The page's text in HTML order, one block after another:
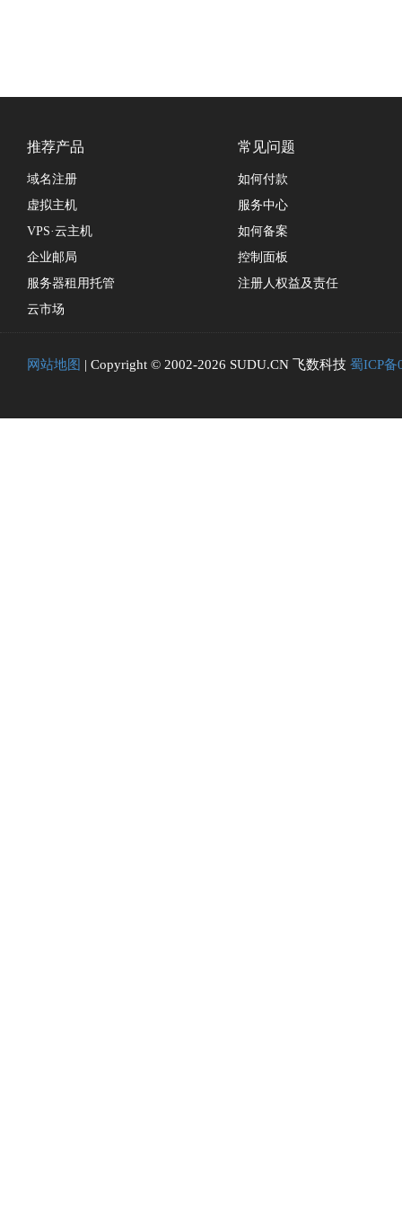
推荐产品
域名注册
虚拟主机
VPS·云主机
企业邮局
服务器租用托管
云市场
常见问题
如何付款
服务中心
如何备案
控制面板
注册人权益及责任
网站地图 | Copyright © 2002-2026 SUDU.CN 飞数科技 蜀ICP备